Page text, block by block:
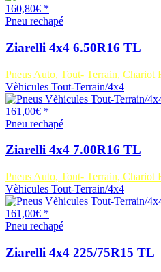
160,80€ *
Pneu rechapé
Ziarelli 4x4 6.50R16 TL
Pneus Auto, Tout- Terrain, Chariot
Vèhicules Tout-Terrain/4x4
161,00€ *
Pneu rechapé
Ziarelli 4x4 7.00R16 TL
Pneus Auto, Tout- Terrain, Chariot
Vèhicules Tout-Terrain/4x4
161,00€ *
Pneu rechapé
Ziarelli 4x4 225/75R15 TL